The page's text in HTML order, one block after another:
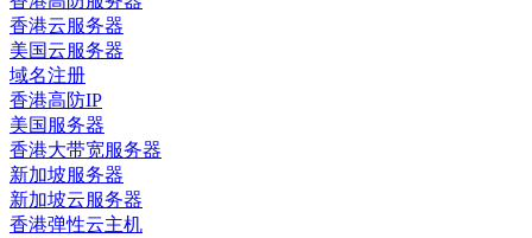
香港云服务器
美国云服务器
域名注册
香港高防IP
美国服务器
香港大带宽服务器
新加坡服务器
新加坡云服务器
香港弹性云主机